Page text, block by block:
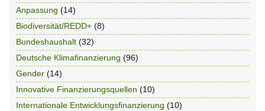
Anpassung (14)
Biodiversität/REDD+ (8)
Bundeshaushalt (32)
Deutsche Klimafinanzierung (96)
Gender (14)
Innovative Finanzierungsquellen (10)
Internationale Entwicklungsfinanzierung (10)